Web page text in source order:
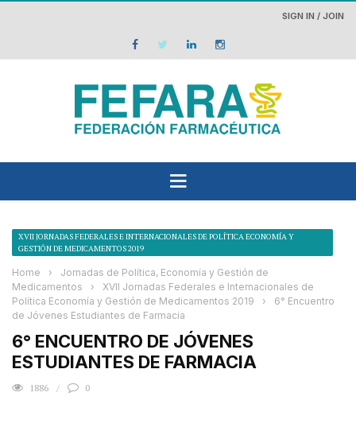
SIGN IN / JOIN
XVII JORNADAS FEDERALES E INTERNACIONALES DE POLÍTICA ECONOMÍA Y
GESTIÓN DE MEDICAMENTOS 2019
Home ›
Jornadas de Política, Economía y Gestión de
Medicamentos
›
XVII Jornadas Federales e Internacionales de
Política Economía y Gestión de Medicamentos 2019
›
6° Encuentro
de Jóvenes Estudiantes de Farmacia
6° ENCUENTRO DE JÓVENES
ESTUDIANTES DE FARMACIA
1886 0